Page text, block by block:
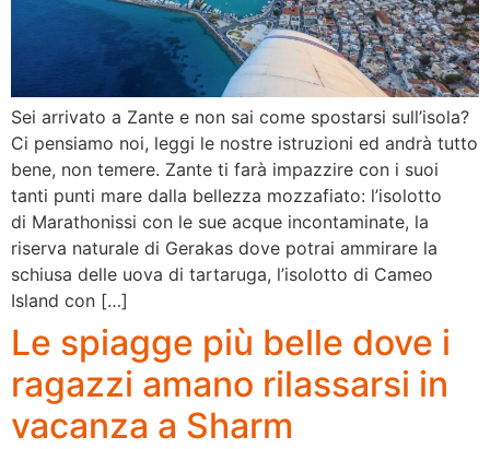
Sei arrivato a Zante e non sai come spostarsi sull’isola?
Ci pensiamo noi, leggi le nostre istruzioni ed andrà tutto
bene, non temere. Zante ti farà impazzire con i suoi
tanti punti mare dalla bellezza mozzafiato: l’isolotto
di Marathonissi con le sue acque incontaminate, la
riserva naturale di Gerakas dove potrai ammirare la
schiusa delle uova di tartaruga, l’isolotto di Cameo
Island con […]
Le spiagge più belle dove i
ragazzi amano rilassarsi in
vacanza a Sharm